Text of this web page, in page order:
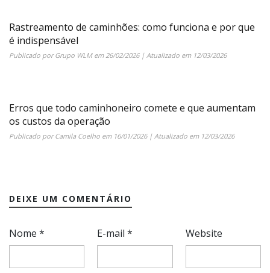
Rastreamento de caminhões: como funciona e por que
é indispensável
Publicado porGrupo WLMem26/02/2026| Atualizado em 12/03/2026
Erros que todo caminhoneiro comete e que aumentam
os custos da operação
Publicado porCamila Coelho em 16/01/2026| Atualizado em 12/03/2026
DEIXE UM COMENTÁRIO
Nome * E-mail* Website